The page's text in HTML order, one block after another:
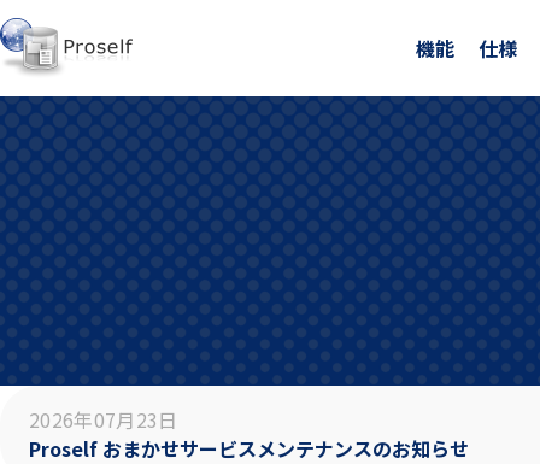
機能 仕様
2026年07月23日
Proself おまかせサービスメンテナンスのお知らせ